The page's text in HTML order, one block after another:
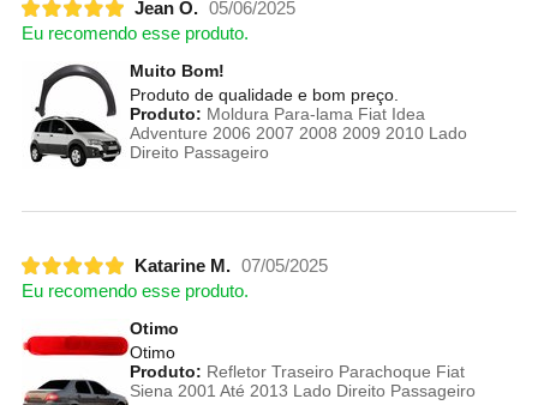
Jean O. 05/06/2025
Eu recomendo esse produto.
Muito Bom!
Produto de qualidade e bom preço.
Produto: Moldura Para-lama Fiat Idea
Adventure 2006 2007 2008 2009 2010 Lado
Direito Passageiro
Katarine M. 07/05/2025
Eu recomendo esse produto.
Otimo
Otimo
Produto: Refletor Traseiro Parachoque Fiat
Siena 2001 Até 2013 Lado Direito Passageiro